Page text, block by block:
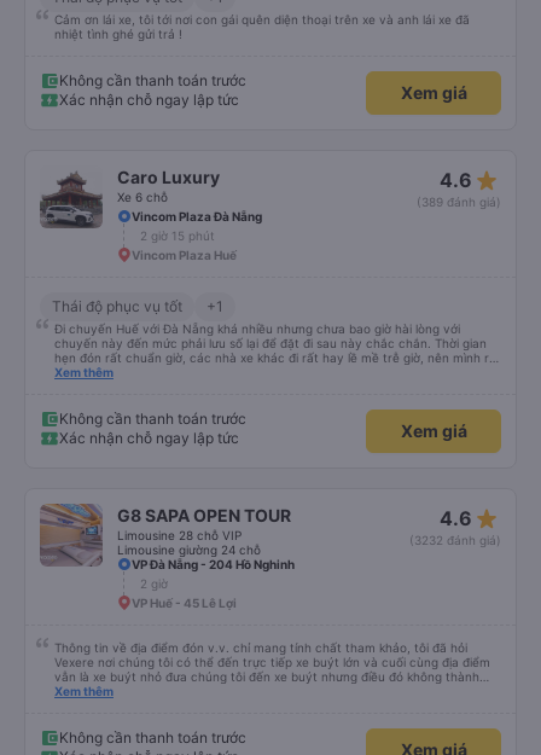
Cảm ơn lái xe, tôi tới nơi con gái quên diện thoại trên xe và anh lái xe đã
nhiệt tình ghé gửi trả !
Không cần thanh toán trước
Xác nhận chỗ ngay lập tức
Xem giá
Caro Luxury
Xe 6 chỗ
4.6 star_rate
(389 đánh giá)
Vincom Plaza Đà Nẵng
2 giờ 15 phút
Vincom Plaza Huế
Thái độ phục vụ tốt +1
Đi chuyến Huế với Đà Nẵng khá nhiều nhưng chưa bao giờ hài lòng với
chuyến này đến mức phải lưu số lại để đặt đi sau này chắc chắn. Thời gian
hẹn đón rất chuẩn giờ, các nhà xe khác đi rất hay lề mề trễ giờ, nên mình rất
bất ngờ với sự đúng giờ của xe. Xe ngồi sạch sẽ, chạy khá êm, thơm tho mùi
thấy tài xế chạy tuân thủ biến báo giới hạn tốc độ, ko sử dụng điện thoại khi
lái xe và rất tập trung, chuyển làn từ tốn và quan sát kỹ. Đón mình đi từ Đà
Nẵng 2:30 thì trả tại nhà lúc 5:00, trải nghiệm tốt nhất trong các nhà xe đã
Xem thêm
Không cần thanh toán trước
Xác nhận chỗ ngay lập tức
Xem giá
G8 SAPA OPEN TOUR
Limousine 28 chỗ VIP
Limousine giường 24 chỗ
4.6 star_rate
(3232 đánh giá)
VP Đà Nẵng - 204 Hồ Nghinh
2 giờ
VP Huế - 45 Lê Lợi
Thông tin về địa điểm đón v.v. chỉ mang tính chất tham khảo, tôi đã hỏi
Vexere nơi chúng tôi có thể đến trực tiếp xe buýt lớn và cuối cùng địa điểm
vẫn là xe buýt nhỏ đưa chúng tôi đến xe buýt nhưng điều đó không thành
vấn đề. Chúng tôi khởi hành đúng giờ từ Hà Nội nhưng đã nghỉ rất lâu ở sân
30 phút hai lần ở khu vực đường cao tốc (3 nghìn đồng để sử dụng phòng
tắm và chúng rất sạch sẽ) và cũng có thể mua rất nhiều đồ ăn nhẹ và thức
Xem thêm
Không cần thanh toán trước
Xem giá